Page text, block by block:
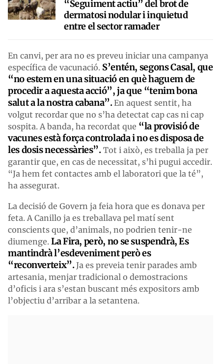
“Seguiment actiu” del brot de
dermatosi nodular i inquietud
entre el sector ramader
En canvi, per ara no es preveu iniciar una campanya
específica de vacunació. S’entén, segons Casal, que
“no estem en una situació en què haguem de
procedir a aquesta acció”, ja que “tenim bona
salut a la nostra cabana”.En aquest sentit, ha
volgut recordar que no s’ha detectat cap cas ni cap
sospita. A banda, ha recordat que “la provisió de
vacunes està força controlada i no es disposa de
les dosis necessàries”.Tot i això, es treballa ja per
garantir que, en cas de necessitat, s’hi pugui accedir.
“Ja hem fet contactes amb el laboratori que la té”,
ha assegurat.
La decisió de Govern ja feia hora que es donava per
feta. A Canillo ja es treballava pel matí sent
conscients que, d’animals, no podrien tenir-ne
diumenge. La Fira, però, no se suspendrà, Es
mantindrà l’esdeveniment però es
“reconverteix”.Ja es preveia tenir parades amb
artesania, menjar tradicional o demostracions
d’oficis i ara s’estan buscant més expositors amb
l’objectiu d’arribar a la setantena.